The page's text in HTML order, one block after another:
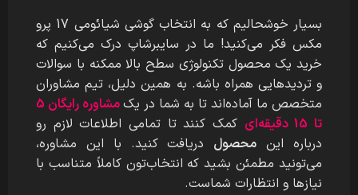
بسیار خوشحالیم که به انتخاب گوشی شیائومی 17 پرو
مکس فکر می‌کنید! ما در سایبرشاپ درک می‌کنیم که
خرید یک محصول تکنولوژی سطح بالا ممکنه با سوالات
و تردیدهایی همراه باشه. به همین دلیل، تیم مشاوران
متخصص ما آماده‌اند تا به شما در یک
مشاوره رایگان 5
تا 15 دقیقه‌ای
کمک کنند تا تمامی اطلاعات لازم رو
درباره این محصول دریافت کنید. با این مشاوره،
می‌تونید مطمئن بشید که انتخاب‌تون کاملاً متناسب با
نیازها و انتظارات شماست.